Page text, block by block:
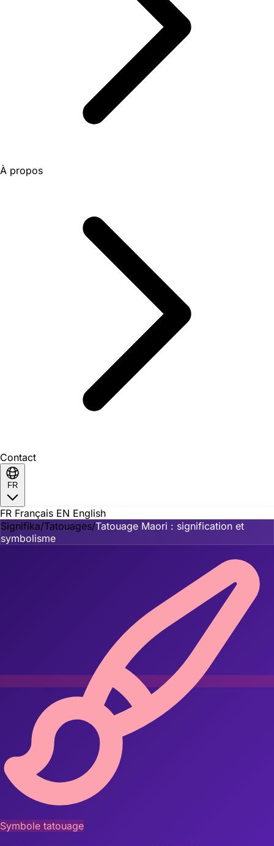
À propos
Contact
FR
FR Français EN English
Signifika/Tatouages/Tatouage Maori : signification et
symbolisme
Symbole tatouage